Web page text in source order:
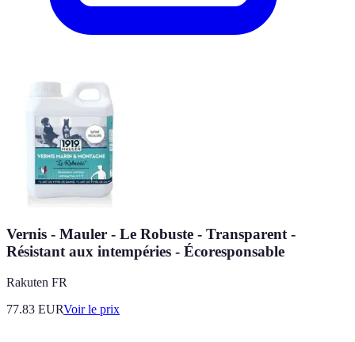
Vernis - Mauler - Le Robuste - Transparent -
Résistant aux intempéries - Écoresponsable
Rakuten FR
77.83 EURVoir le prix